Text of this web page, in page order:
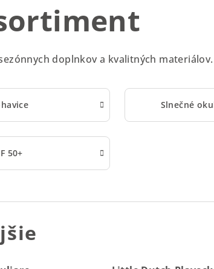
doplnkov a kvalitných materiálov.
Slnečné
50+